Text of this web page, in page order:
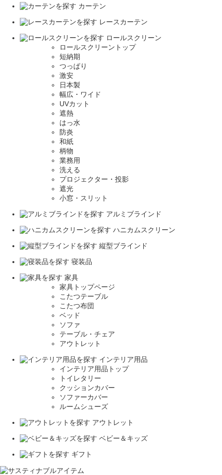
カーテン
レースカーテン
ロールスクリーン
ロールスクリーントップ
短納期
つっぱり
激安
日本製
幅広・ワイド
UVカット
遮熱
はっ水
防炎
和紙
柄物
業務用
洗える
プロジェクター・投影
遮光
小窓・スリット
アルミブラインド
ハニカムスクリーン
縦型ブラインド
寝装品
家具
家具トップページ
こたつテーブル
こたつ布団
ベッド
ソファ
テーブル・チェア
アウトレット
インテリア用品
インテリア用品トップ
トイレタリー
クッションカバー
ソファーカバー
ルームシューズ
アウトレット
ベビー＆キッズ
ギフト